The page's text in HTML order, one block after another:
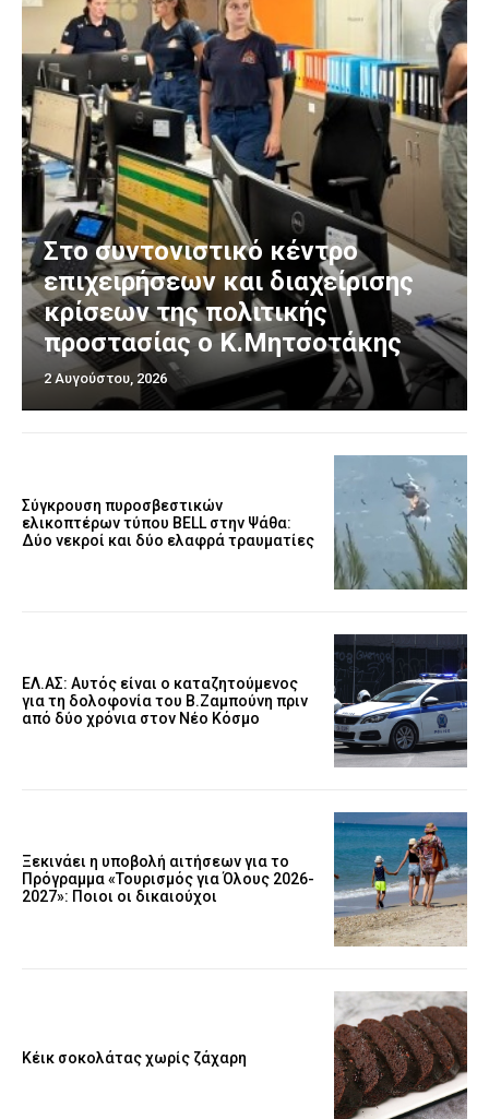
Στο συντονιστικό κέντρο
επιχειρήσεων και διαχείρισης
κρίσεων της πολιτικής
προστασίας ο Κ.Μητσοτάκης
2 Αυγούστου, 2026
Σύγκρουση πυροσβεστικών
ελικοπτέρων τύπου BELL στην Ψάθα:
Δύο νεκροί και δύο ελαφρά τραυματίες
ΕΛ.ΑΣ: Αυτός είναι ο καταζητούμενος
για τη δολοφονία του Β.Ζαμπούνη πριν
από δύο χρόνια στον Νέο Κόσμο
Ξεκινάει η υποβολή αιτήσεων για το
Πρόγραμμα «Τουρισμός για Όλους 2026-
2027»: Ποιοι οι δικαιούχοι
Κέικ σοκολάτας χωρίς ζάχαρη